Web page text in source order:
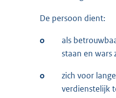
De persoon dient:
o
als
staan en wars
o
zich voor
verdienstelijk